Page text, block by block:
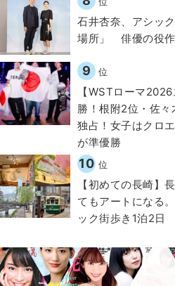
石井杏奈、アシッ
場所」 俳優の役
9 位
【WSTローマ
勝！根附2位・佐
独占！女子はクロ
が準優勝
10 位
【初めての長崎】
てもアートになる
ック街歩き1泊2日